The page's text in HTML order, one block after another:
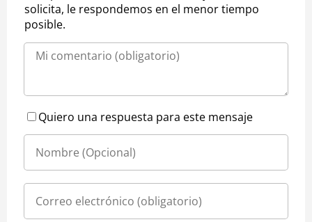
solicita, le respondemos en el menor tiempo
posible.
Quiero una respuesta para este mensaje